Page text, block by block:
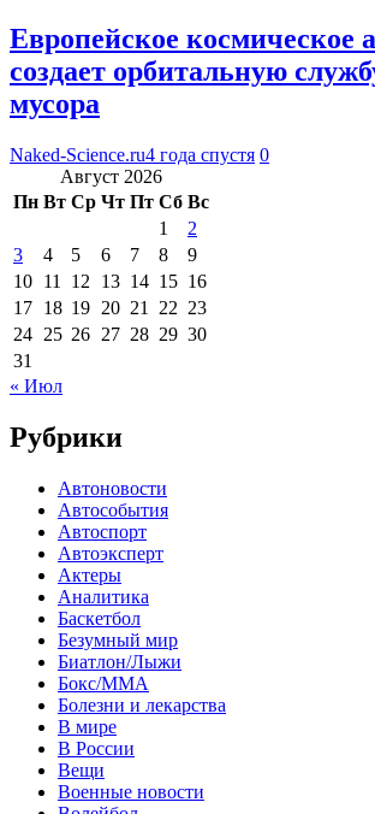
Европейское космическое
создает орбитальную
мусора
Naked-Science.ru4 года спустя 0
Август 2026
Пн Вт Ср Чт Пт Сб Вс
1
2
3
4 5 6 7 8
9
10 11 12 13 14 15 16
17 18 19 20 21 22 23
24 25 26 27 28 29 30
31
« Июл
Рубрики
Автоновости
Автособытия
Автоспорт
Автоэксперт
Актеры
Аналитика
Баскетбол
Безумный мир
Биатлон/Лыжи
Бокс/MMA
Болезни и лекарства
В мире
В России
Вещи
Военные новости